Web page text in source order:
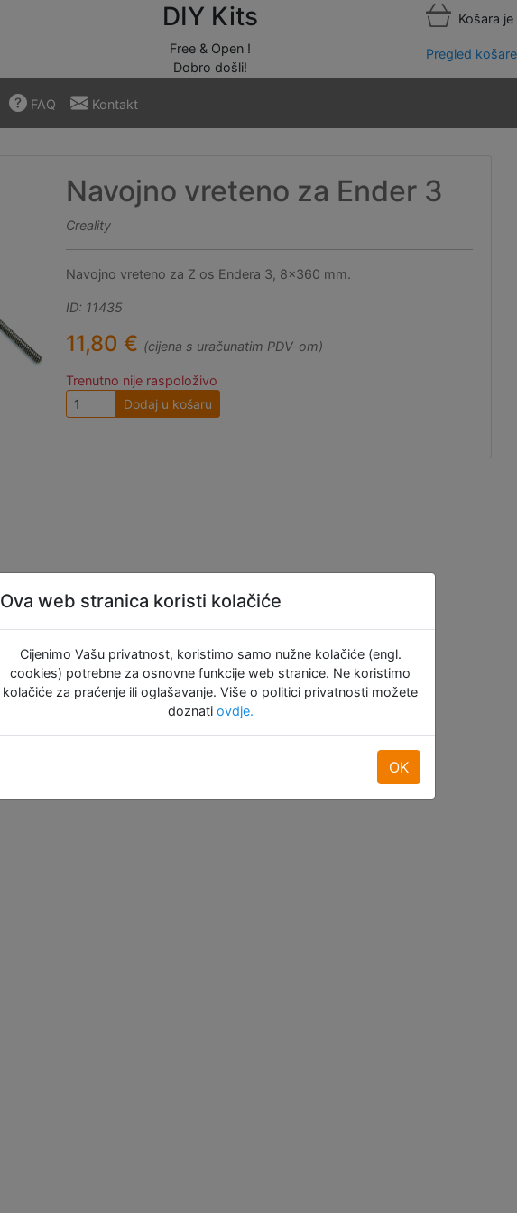
DIY Kits
Free & Open !
Dobro došli!
Košara
Pregled košare
FAQ Kontakt
Navojno vreteno za Ender 3
Creality
Navojno vreteno za Z os Endera 3, 8x360 mm.
ID: 11435
11,80 € (cijena s uračunatim PDV-om)
Trenutno nije raspoloživo
Dodaj u košaru
Ova web stranica koristi kolačiće
Cijenimo Vašu privatnost, koristimo samo nužne kolačiće (engl.
cookies) potrebne za osnovne funkcije web stranice. Ne koristimo
kolačiće za praćenje ili oglašavanje. Više o politici privatnosti možete
doznatiovdje.
OK